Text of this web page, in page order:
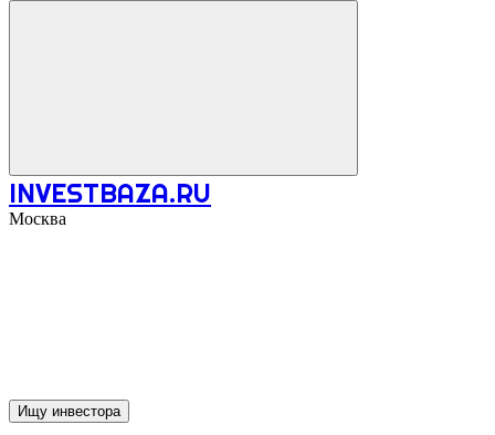
INVESTBAZA.RU
Москва
Ищу инвестора